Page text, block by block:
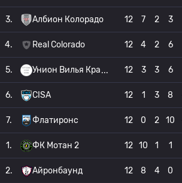
3. Албион Колорадо 12 7 2 3
4. Real Colorado 12 4 2 6
5. Унион Вилья Кра 12 3 3 6
6. CISA 12 1 3 8
7. Флатиронс 12 0 2 10
1. ФК Мотан 2 12 10 1 1
2. Айронбаунд 12 8 4 0